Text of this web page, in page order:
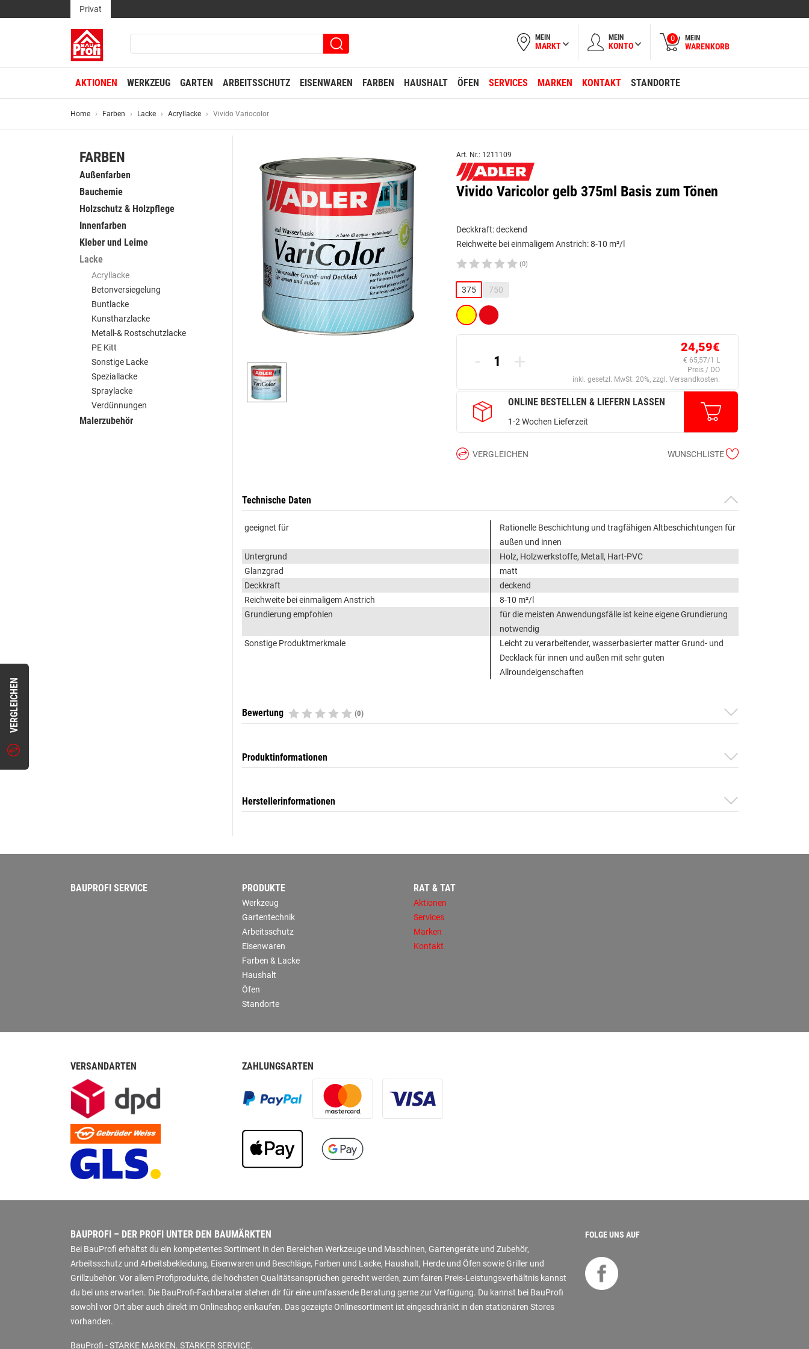
VERGLEICHEN
Privat
MEIN
MARKT
MEIN
KONTO
0 MEIN
WARENKORB
AKTIONEN WERKZEUG GARTEN ARBEITSSCHUTZ EISENWAREN FARBEN HAUSHALT ÖFEN SERVICES MARKEN KONTAKT STANDORTE
Home Farben Lacke Acryllacke Vivido Variocolor
FARBEN
Außenfarben
Bauchemie
Holzschutz & Holzpflege
Innenfarben
Kleber und Leime
Lacke
Acryllacke
Betonversiegelung
Buntlacke
Kunstharzlacke
Metall-& Rostschutzlacke
PE Kitt
Sonstige Lacke
Speziallacke
Spraylacke
Verdünnungen
Malerzubehör
Art. Nr.: 1211109
Vivido Varicolor gelb 375ml Basis zum Tönen
Deckkraft: deckend
Reichweite bei einmaligem Anstrich: 8-10 m²/l
(0)
375 750
- +
24,59€
€ 65,57/1 L
Preis / DO
inkl. gesetzl. MwSt. 20%, zzgl. Versandkosten.
ONLINE BESTELLEN & LIEFERN LASSEN
1-2 Wochen Lieferzeit
VERGLEICHEN WUNSCHLISTE
Technische Daten
geeignet für
Rationelle Beschichtung und tragfähigen Altbeschichtungen für
außen und innen
Untergrund
Holz, Holzwerkstoffe, Metall, Hart-PVC
Glanzgrad
matt
Deckkraft
deckend
Reichweite bei einmaligem Anstrich
8-10 m²/l
Grundierung empfohlen
für die meisten Anwendungsfälle ist keine eigene Grundierung
notwendig
Sonstige Produktmerkmale
Leicht zu verarbeitender, wasserbasierter matter Grund- und
Decklack für innen und außen mit sehr guten
Allroundeigenschaften
Bewertung (0)
Produktinformationen
Herstellerinformationen
BAUPROFI SERVICE PRODUKTE
Werkzeug
Gartentechnik
Arbeitsschutz
Eisenwaren
Farben & Lacke
Haushalt
Öfen
Standorte
RAT & TAT
Aktionen
Services
Marken
Kontakt
VERSANDARTEN ZAHLUNGSARTEN
BAUPROFI – DER PROFI UNTER DEN BAUMÄRKTEN
Bei BauProfi erhältst du ein kompetentes Sortiment in den Bereichen Werkzeuge und Maschinen, Gartengeräte und Zubehör,
Arbeitsschutz und Arbeitsbekleidung, Eisenwaren und Beschläge, Farben und Lacke, Haushalt, Herde und Öfen sowie Griller und
Grillzubehör. Vor allem Profiprodukte, die höchsten Qualitätsansprüchen gerecht werden, zum fairen Preis-Leistungsverhältnis kannst
du bei uns erwarten. Die BauProfi-Fachberater stehen dir für eine umfassende Beratung gerne zur Verfügung. Du kannst bei BauProfi
sowohl vor Ort aber auch direkt im Onlineshop einkaufen. Das gezeigte Onlinesortiment ist eingeschränkt in den stationären Stores
vorhanden.
BauProfi - STARKE MARKEN. STARKER SERVICE.
FOLGE UNS AUF